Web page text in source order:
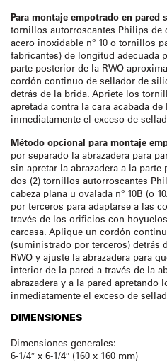
Para montaje empotrado en pared
tornillos autorroscantes Philips de
acero inoxidable nº 10 o tornillos
fabricantes) de longitud adecuada
parte posterior de la RWO
cordón continuo de sellador de
detrás de la brida. Apriete los
apretada contra la cara acabada
inmediatamente el exceso de
Método opcional para montaje
por separado la abrazadera para
sin apretar la abrazadera a la
dos (2) tornillos autorroscantes
cabeza plana u ovalada nº 10B (o
por terceros para adaptarse a las
través de los orificios con
carcasa. Aplique un cordón
(suministrado por terceros) detrás
RWO y ajuste la abrazadera para
interior de la pared a través de la
abrazadera y a la pared apretando
inmediatamente el exceso de
DIMENSIONES
Dimensiones generales:
6-1/4″ x 6-1/4″ (160 x 160 mm)